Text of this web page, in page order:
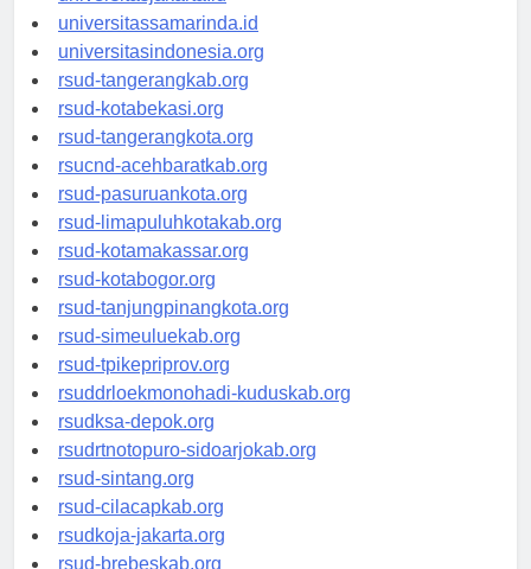
universitasjakarta.id
universitassamarinda.id
universitasindonesia.org
rsud-tangerangkab.org
rsud-kotabekasi.org
rsud-tangerangkota.org
rsucnd-acehbaratkab.org
rsud-pasuruankota.org
rsud-limapuluhkotakab.org
rsud-kotamakassar.org
rsud-kotabogor.org
rsud-tanjungpinangkota.org
rsud-simeuluekab.org
rsud-tpikepriprov.org
rsuddrloekmonohadi-kuduskab.org
rsudksa-depok.org
rsudrtnotopuro-sidoarjokab.org
rsud-sintang.org
rsud-cilacapkab.org
rsudkoja-jakarta.org